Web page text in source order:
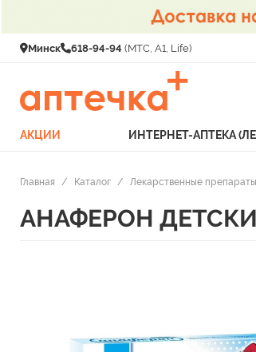
Минск 618-94-94 (МТС, A1, Life)
АКЦИИ ИНТЕРНЕТ-АПТЕКА
Главная / Каталог / Лекарственные
АНАФЕРОН